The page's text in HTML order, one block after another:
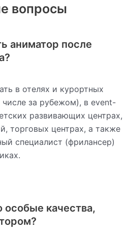
вопросы
аниматор после
в отелях и курортных
за рубежом), в event-
развивающих центрах,
торговых центрах, а также
специалист (фрилансер)
качества,